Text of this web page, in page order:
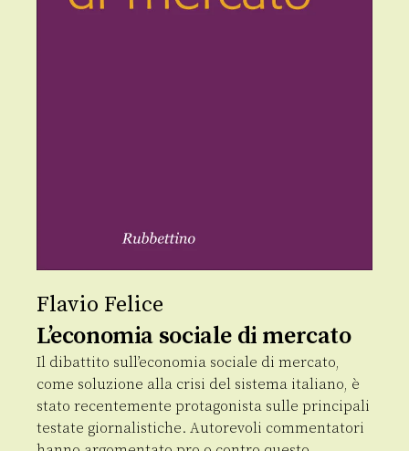
Flavio Felice
L’economia sociale di mercato
Il dibattito sull’economia sociale di mercato,
come soluzione alla crisi del sistema italiano, è
stato recentemente protagonista sulle principali
testate giornalistiche. Autorevoli commentatori